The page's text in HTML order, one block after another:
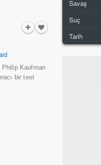
Kaufman
bir test
Savaş
Suç
Tarih